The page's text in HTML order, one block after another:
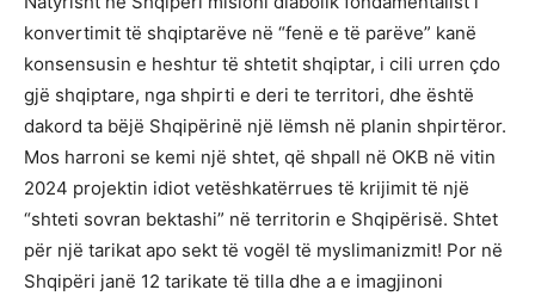
konvertimit të shqiptarëve në “fenë e të parëve” kanë
konsensusin e heshtur të shtetit shqiptar, i cili urren çdo
gjë shqiptare, nga shpirti e deri te territori, dhe është
dakord ta bëjë Shqipërinë një lëmsh në planin shpirtëror.
Mos harroni se kemi një shtet, që shpall në OKB në vitin
2024 projektin idiot vetëshkatërrues të krijimit të një
“shteti sovran bektashi” në territorin e Shqipërisë. Shtet
për një tarikat apo sekt të vogël të myslimanizmit! Por në
Shqipëri janë 12 tarikate të tilla dhe a e imagjinoni